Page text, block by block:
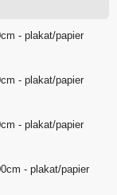
- plakat/papier
- plakat/papier
- plakat/papier
- plakat/papier